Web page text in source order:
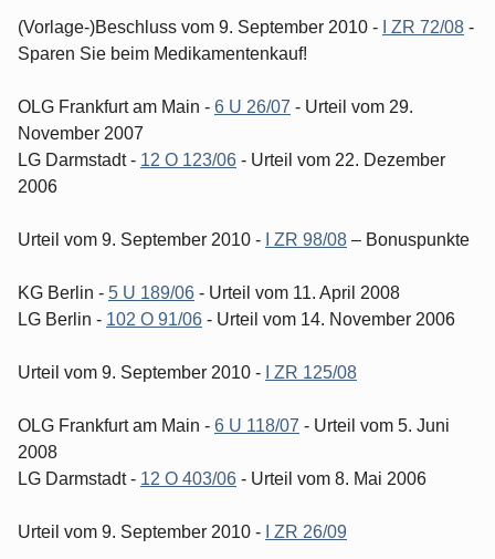
(Vorlage-)Beschluss vom 9. September 2010 - I ZR 72/08 -
Sparen Sie beim Medikamentenkauf!
OLG Frankfurt am Main - 6 U 26/07 - Urteil vom 29.
November 2007
LG Darmstadt - 12 O 123/06 - Urteil vom 22. Dezember
2006
Urteil vom 9. September 2010 - I ZR 98/08 – Bonuspunkte
KG Berlin - 5 U 189/06 - Urteil vom 11. April 2008
LG Berlin - 102 O 91/06 - Urteil vom 14. November 2006
Urteil vom 9. September 2010 - I ZR 125/08
OLG Frankfurt am Main - 6 U 118/07 - Urteil vom 5. Juni
2008
LG Darmstadt - 12 O 403/06 - Urteil vom 8. Mai 2006
Urteil vom 9. September 2010 - I ZR 26/09